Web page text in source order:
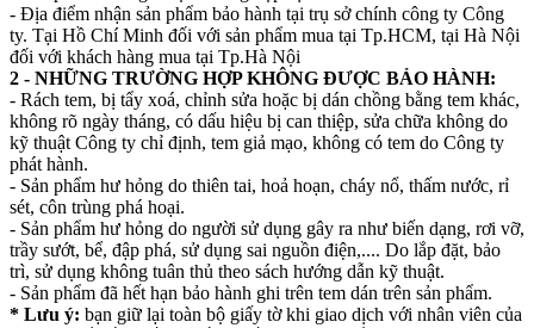
- Địa điểm nhận sản phẩm bảo hành tại trụ sở chính công ty Công
ty. Tại Hồ Chí Minh đối với sản phẩm mua tại Tp.HCM, tại Hà Nội
đối với khách hàng mua tại Tp.Hà Nội
2 - NHỮNG TRƯỜNG HỢP KHÔNG ĐƯỢC BẢO HÀNH:
- Rách tem, bị tẩy xoá, chỉnh sửa hoặc bị dán chồng bằng tem khác,
không rõ ngày tháng, có dấu hiệu bị can thiệp, sửa chữa không do
kỹ thuật Công ty chỉ định, tem giả mạo, không có tem do Công ty
phát hành.
- Sản phẩm hư hỏng do thiên tai, hoả hoạn, cháy nổ, thấm nước, rỉ
sét, côn trùng phá hoại.
- Sản phẩm hư hỏng do người sử dụng gây ra như biến dạng, rơi vỡ,
trầy sướt, bể, đập phá, sử dụng sai nguồn điện,.... Do lắp đặt, bảo
trì, sử dụng không tuân thủ theo sách hướng dẫn kỹ thuật.
- Sản phẩm đã hết hạn bảo hành ghi trên tem dán trên sản phẩm.
* Lưu ý: bạn giữ lại toàn bộ giấy tờ khi giao dịch với nhân viên của